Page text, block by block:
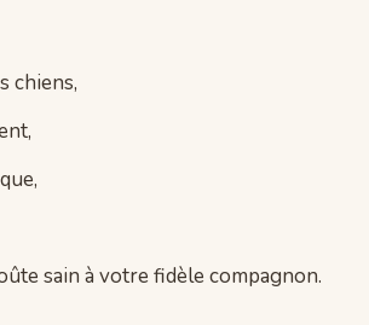
chiens,
sain à votre fidèle compagnon.